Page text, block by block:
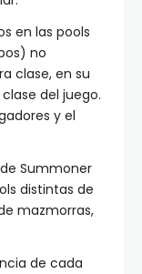
en las pools
no
clase, en su
del juego.
y el
Summoner
distintas de
mazmorras,
de cada